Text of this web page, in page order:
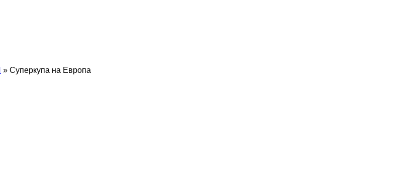
» Суперкупа на Европа